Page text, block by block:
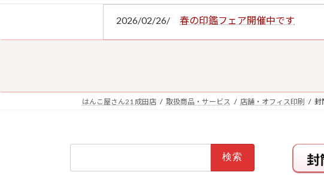
ス
ン
2026/02/26/ 春の印鑑フェア開催中です
はんこ屋さん21 成田店 取扱商品・サービス 店舗・オフィス印刷 封
封